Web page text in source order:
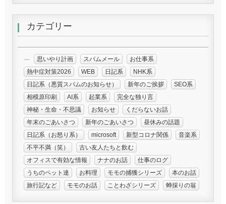
カテゴリー
思いやり計画 スパムメール
お仕事系
熱中症対策2026
WEB 日記系
NHK系
日記系（悪質スパムのお知らせ）
新年のご挨拶
SEO系
相模原印刷
AI系 起業系
完全な独り言
神秘・生命・不思議
お知らせ
くだらないお話
年末のごあいさつ
新年のごあいさつ
昼休みの話題
日記系（お怒り系）
microsoft 新型コロナ関係
音楽系
不平不満（笑）
古い友人たちと飲む
オフィスで有効な情報
ナナのお話
仕事のログ
うちのペット達
お料理 モモの捕獲シリーズ
本のお話
旅行記など
モモのお話 ことわざシリーズ 蝉採りの翁